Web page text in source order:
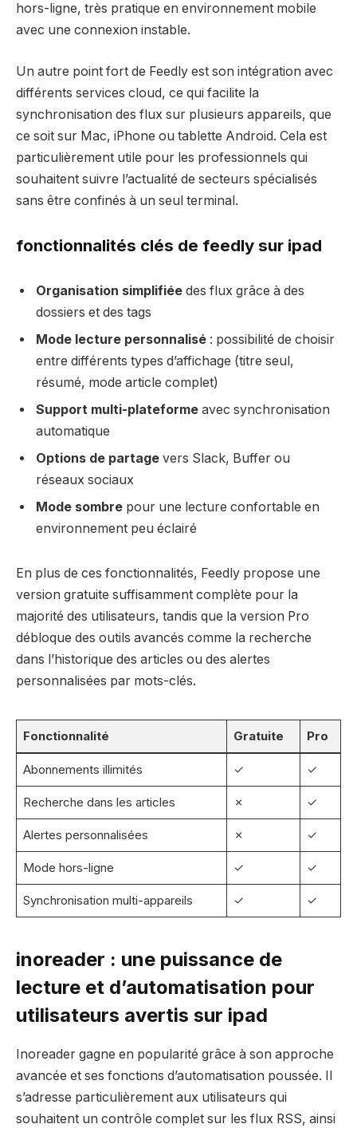
hors-ligne, très pratique en environnement mobile
avec une connexion instable.
Un autre point fort de Feedly est son intégration avec
différents services cloud, ce qui facilite la
synchronisation des flux sur plusieurs appareils, que
ce soit sur Mac, iPhone ou tablette Android. Cela est
particulièrement utile pour les professionnels qui
souhaitent suivre l’actualité de secteurs spécialisés
sans être confinés à un seul terminal.
fonctionnalités clés de feedly sur ipad
Organisation simplifiée des flux grâce à des
dossiers et des tags
Mode lecture personnalisé : possibilité de choisir
entre différents types d’affichage (titre seul,
résumé, mode article complet)
Support multi-plateforme avec synchronisation
automatique
Options de partage vers Slack, Buffer ou
réseaux sociaux
Mode sombre pour une lecture confortable en
environnement peu éclairé
En plus de ces fonctionnalités, Feedly propose une
version gratuite suffisamment complète pour la
majorité des utilisateurs, tandis que la version Pro
débloque des outils avancés comme la recherche
dans l’historique des articles ou des alertes
personnalisées par mots-clés.
Fonctionnalité Gratuite Pro
Abonnements illimités ✓ ✓
Recherche dans les articles ✗ ✓
Alertes personnalisées ✗ ✓
Mode hors-ligne ✓ ✓
Synchronisation multi-appareils ✓ ✓
inoreader : une puissance de
lecture et d’automatisation pour
utilisateurs avertis sur ipad
Inoreader gagne en popularité grâce à son approche
avancée et ses fonctions d’automatisation poussée. Il
s’adresse particulièrement aux utilisateurs qui
souhaitent un contrôle complet sur les flux RSS, ainsi